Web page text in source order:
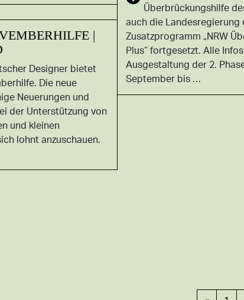
Überbrückungshilfe
auch die Landesregierung
Zusatzprogramm „NRW
Plus“ fortgesetzt. Alle
Ausgestaltung der 2.
September bis …
|
Designer bietet
Die neue
Neuerungen und
der Unterstützung von
und kleinen
lohnt anzuschauen.